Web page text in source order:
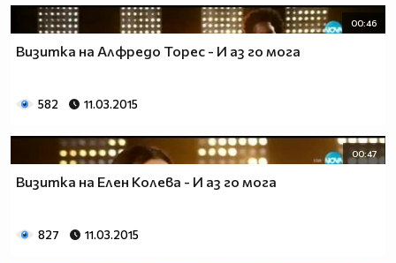
00:46
Визитка на Алфредо Торес - И аз го мога
582 11.03.2015
00:47
Визитка на Елен Колева - И аз го мога
827 11.03.2015